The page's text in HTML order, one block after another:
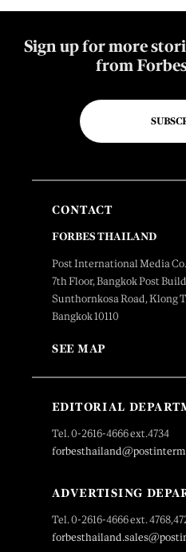
Sign up for more
from
CONTACT
FORBES THAILAND
Post International Media
7th Floor, Bangkok Post
Sunthornkosa Road, Klong
Bangkok 10110
SEE MAP
EDITORIAL
Tel. 0-2616-4666 ext.4734
ADVERTISING
Tel. 0-2616-4666 ext.